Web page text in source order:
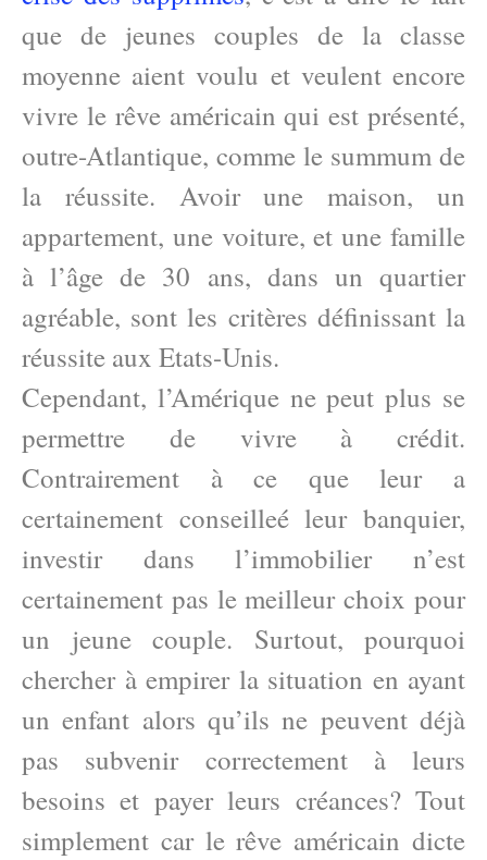
que de jeunes couples de la classe
moyenne aient voulu et veulent encore
vivre le rêve américain qui est présenté,
outre-Atlantique, comme le summum de
la réussite. Avoir une maison, un
appartement, une voiture, et une famille
à l’âge de 30 ans, dans un quartier
agréable, sont les critères définissant la
réussite aux Etats-Unis.
Cependant, l’Amérique ne peut plus se
permettre de vivre à crédit.
Contrairement à ce que leur a
certainement conseilleé leur banquier,
investir dans l’immobilier n’est
certainement pas le meilleur choix pour
un jeune couple. Surtout, pourquoi
chercher à empirer la situation en ayant
un enfant alors qu’ils ne peuvent déjà
pas subvenir correctement à leurs
besoins et payer leurs créances? Tout
simplement car le rêve américain dicte